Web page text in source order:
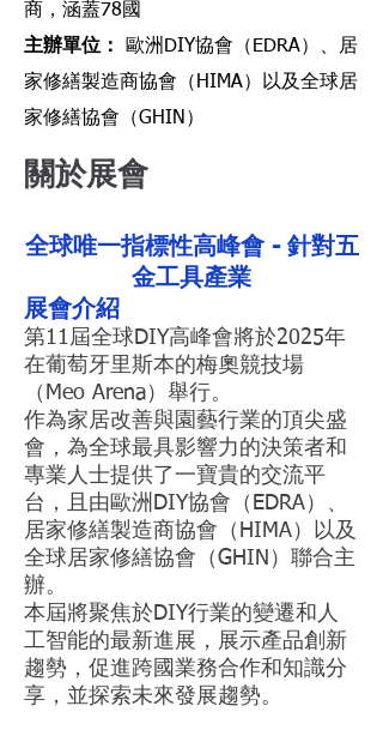
商，涵蓋78國
主辦單位 ：
歐洲DIY協會（EDRA）、居
家修繕製造商協會（HIMA）以及全球居
家修繕協會（GHIN）
關於展會
全球唯一指標性高峰會 - 針對五
金工具產業
展會介紹
第11屆全球DIY高峰會將於2025年
在葡萄牙里斯本的梅奧競技場
（Meo Arena）舉行。
作為家居改善與園藝行業的頂尖盛
會，為全球最具影響力的決策者和
專業人士提供了一寶貴的交流平
台，且由歐洲DIY協會（EDRA）、
居家修繕製造商協會（HIMA）以及
全球居家修繕協會（GHIN）聯合主
辦。
本屆將聚焦於DIY行業的變遷和人
工智能的最新進展，展示產品創新
趨勢，促進跨國業務合作和知識分
享，並探索未來發展趨勢。